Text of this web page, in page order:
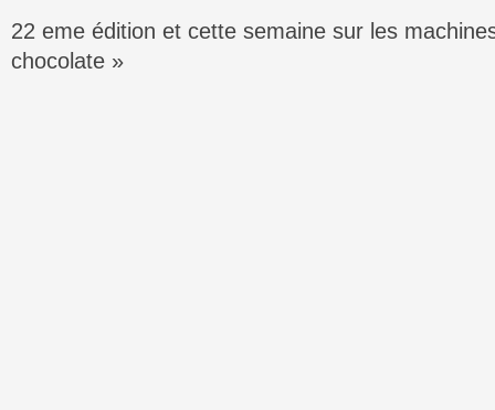
22 eme édition et cette semaine sur les
chocolate »